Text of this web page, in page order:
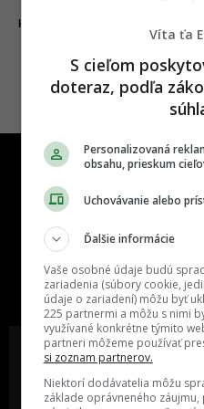
KORONAVÍRUS
slovenskom
najzabávnejšie
Oslov reklamou viac ako milión
Víta ťa
S cieľom
doteraz, podľa
Personalizovaná
obsahu, prieskum
Uchovávanie alebo
Ďalšie informácie
Vaše osobné údaje budú
zariadenia (súbory cookie,
údaje o zariadení) môžu byť
225 partnermi a môžu s nimi
využívané konkrétne týmito
partneri môžeme používať
si zoznam partnerov.
Niektorí dodávatelia môžu
základe oprávneného